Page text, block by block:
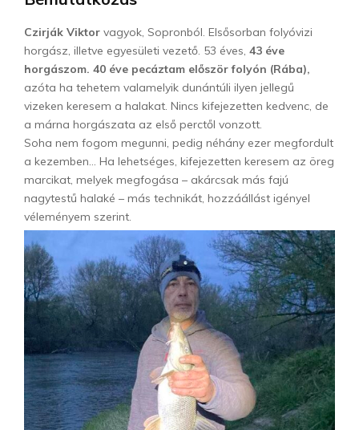
Czirják Viktor vagyok, Sopronból. Elsősorban folyóvizi
horgász, illetve egyesületi vezető. 53 éves, 43 éve
horgászom. 40 éve pecáztam először folyón (Rába),
azóta ha tehetem valamelyik dunántúli ilyen jellegű
vizeken keresem a halakat. Nincs kifejezetten kedvenc, de
a márna horgászata az első perctől vonzott.
Soha nem fogom megunni, pedig néhány ezer megfordult
a kezemben… Ha lehetséges, kifejezetten keresem az öreg
marcikat, melyek megfogása – akárcsak más fajú
nagytestű halaké – más technikát, hozzáállást igényel
véleményem szerint.